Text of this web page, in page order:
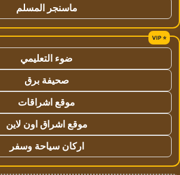
ماسنجر المسلم
ضوء التعليمي
صحيفة برق
موقع اشراقات
موقع اشراق اون لاين
اركان سياحة وسفر